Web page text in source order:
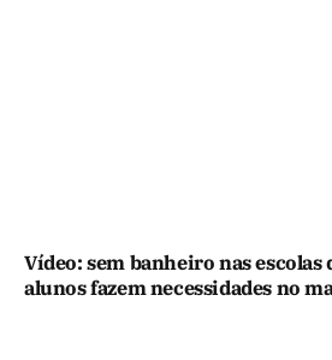
Vídeo: sem banheiro nas escolas
alunos fazem necessidades no